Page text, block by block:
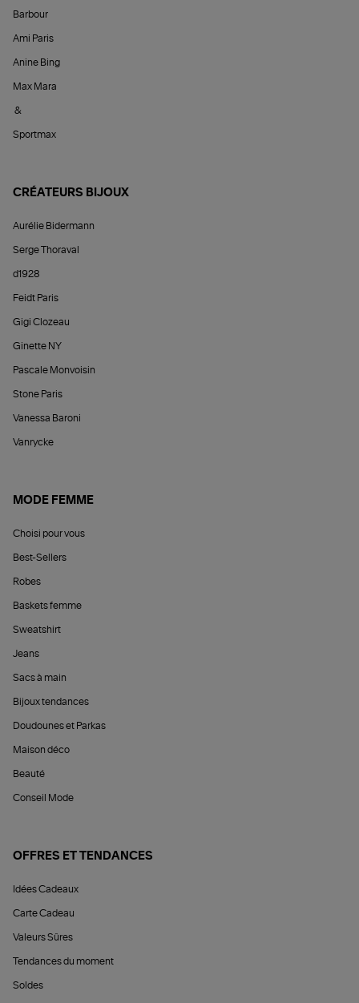
Barbour
Ami Paris
Anine Bing
Max Mara
&
Sportmax
CRÉATEURS BIJOUX
Aurélie Bidermann
Serge Thoraval
d1928
Feidt Paris
Gigi Clozeau
Ginette NY
Pascale Monvoisin
Stone Paris
Vanessa Baroni
Vanrycke
MODE FEMME
Choisi pour vous
Best-Sellers
Robes
Baskets femme
Sweatshirt
Jeans
Sacs à main
Bijoux tendances
Doudounes et Parkas
Maison déco
Beauté
Conseil Mode
OFFRES ET TENDANCES
Idées Cadeaux
Carte Cadeau
Valeurs Sûres
Tendances du moment
Soldes